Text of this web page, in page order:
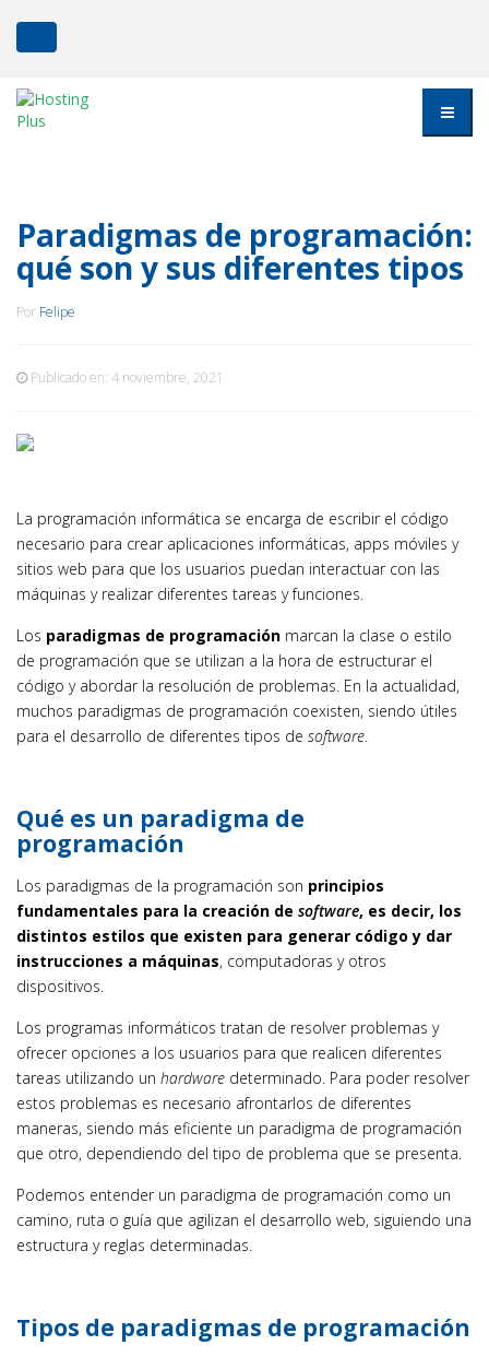
Paradigmas de programación:
qué son y sus diferentes tipos
Por Felipe
Publicado en: 4 noviembre, 2021
La programación informática se encarga de escribir el código
necesario para crear aplicaciones informáticas, apps móviles y
sitios web para que los usuarios puedan interactuar con las
máquinas y realizar diferentes tareas y funciones.
Los paradigmas de programación marcan la clase o estilo
de programación que se utilizan a la hora de estructurar el
código y abordar la resolución de problemas. En la actualidad,
muchos paradigmas de programación coexisten, siendo útiles
para el desarrollo de diferentes tipos de software.
Qué es un paradigma de
programación
Los paradigmas de la programación son principios
fundamentales para la creación de software, es decir, los
distintos estilos que existen para generar código y dar
instrucciones a máquinas, computadoras y otros
dispositivos.
Los programas informáticos tratan de resolver problemas y
ofrecer opciones a los usuarios para que realicen diferentes
tareas utilizando un hardware determinado. Para poder resolver
estos problemas es necesario afrontarlos de diferentes
maneras, siendo más eficiente un paradigma de programación
que otro, dependiendo del tipo de problema que se presenta.
Podemos entender un paradigma de programación como un
camino, ruta o guía que agilizan el desarrollo web, siguiendo una
estructura y reglas determinadas.
Tipos de paradigmas de programación